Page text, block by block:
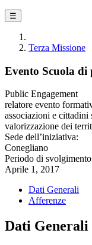
☰
Terza Missione
Evento Scuola di
Public Engagement
relatore evento
associazioni e
valorizzazione dei
Sede dell’iniziativa:
Conegliano
Periodo di
Aprile 1, 2017
Dati Generali
Afferenze
Dati Generali